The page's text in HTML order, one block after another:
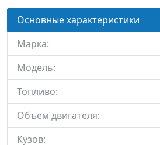
Основные характеристики
Марка:
Модель:
Топливо:
Объем двигателя:
Кузов: